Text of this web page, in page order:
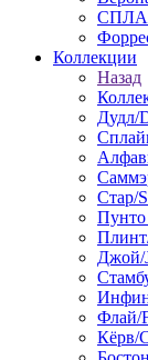
Коллекции
Назад
Дудл/
Стар/
Джой/
Флай/
Кёрв/